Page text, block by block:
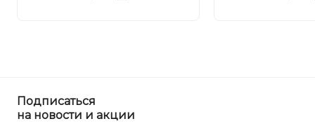
Подписаться
на новости и акции